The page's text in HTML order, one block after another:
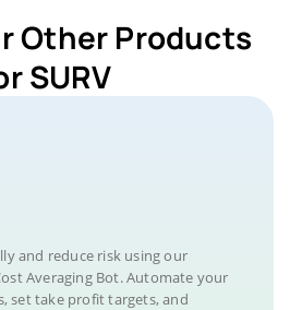
Other Products
SURV
and reduce risk using our
Averaging Bot. Automate your
set take profit targets, and